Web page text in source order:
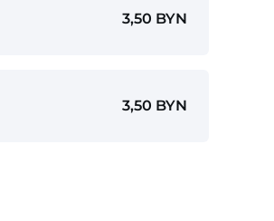
3,50 BYN
3,50 BYN